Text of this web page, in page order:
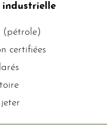
industrielle
(pétrole)
certifiées